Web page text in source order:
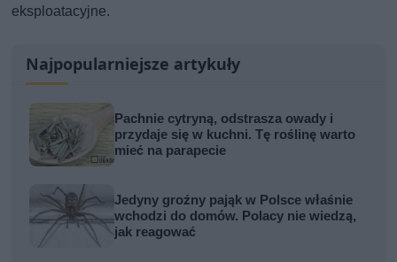
eksploatacyjne.
Najpopularniejsze artykuły
Pachnie cytryną, odstrasza owady i
przydaje się w kuchni. Tę roślinę warto
mieć na parapecie
Jedyny groźny pająk w Polsce właśnie
wchodzi do domów. Polacy nie wiedzą,
jak reagować